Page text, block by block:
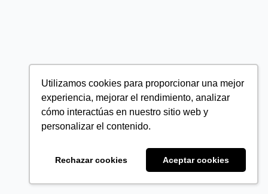
Utilizamos cookies para proporcionar una mejor
experiencia, mejorar el rendimiento, analizar
cómo interactúas en nuestro sitio web y
personalizar el contenido.
Rechazar cookies Aceptar cookies